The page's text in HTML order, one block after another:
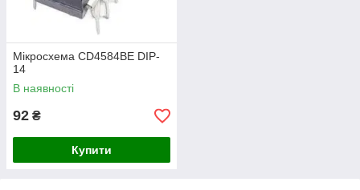
Мікросхема CD4584BE DIP-
14
В наявності
92 ₴
Купити